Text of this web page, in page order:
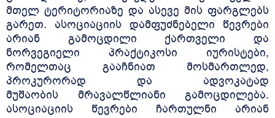
მთელ ტერიტორიაზე და ასევე მის ფარგლებს
გარეთ. ასოციაციის დამფუძნებელი წევრები
არიან გამოცდილი ქართველი და
ნორვეგიელი პრაქტიკოსი იურისტები,
რომელთაც გააჩნიათ მოსმართლედ,
პროკურორად და ადვოკატად
მუშაობის მრავალწლიანი გამოცდილება.
ასოციაციის წევრები ჩართულნი არიან